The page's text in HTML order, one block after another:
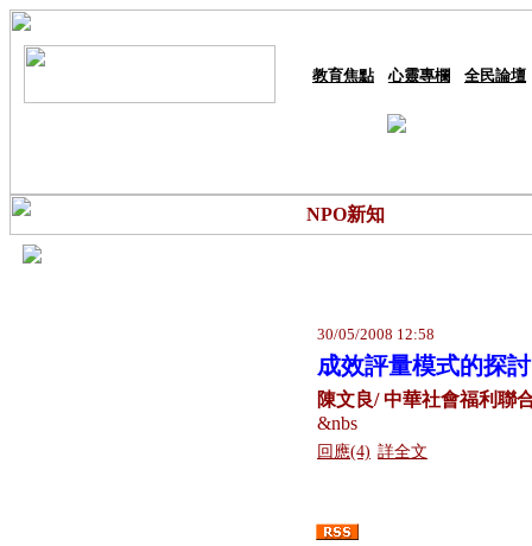
教育焦點 心靈專欄 全民論壇
NPO新知
30/05/2008 12:58
成效評量模式的探
陳文良/ 中華社會福利聯
&nbs
回應(4) 詳全文